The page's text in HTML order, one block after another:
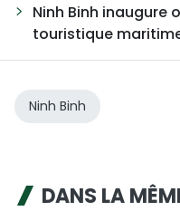
Ninh Binh inaugure
touristique
Ninh Binh
DANS LA